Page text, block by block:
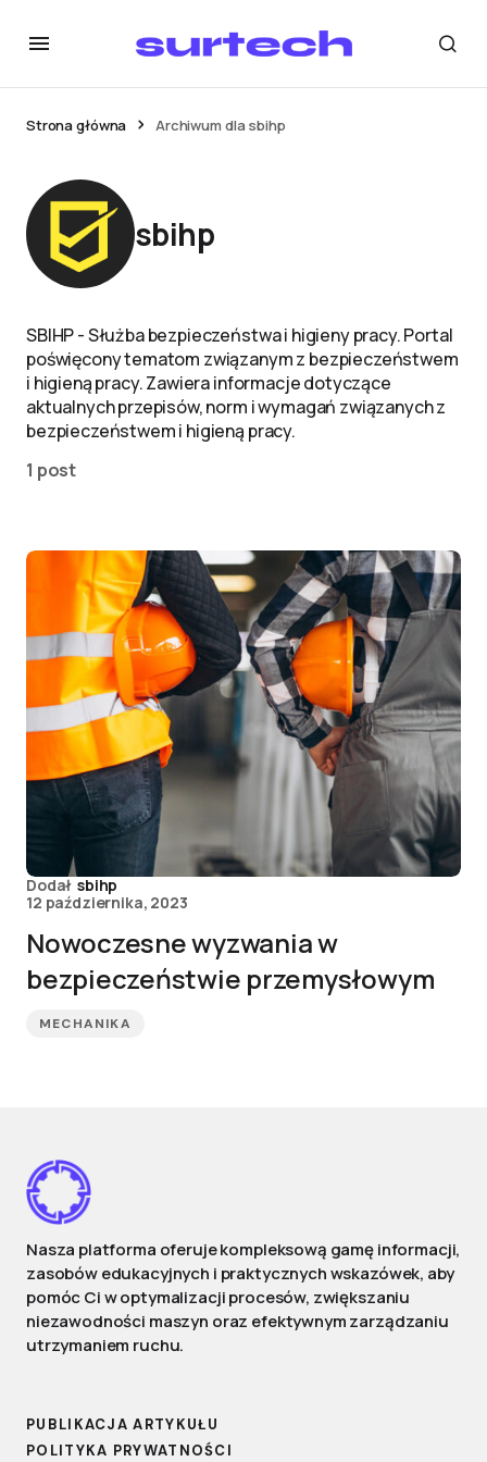
Strona główna Archiwum dla sbihp
sbihp
SBIHP - Służba bezpieczeństwa i higieny pracy. Portal
poświęcony tematom związanym z bezpieczeństwem
i higieną pracy. Zawiera informacje dotyczące
aktualnych przepisów, norm i wymagań związanych z
bezpieczeństwem i higieną pracy.
1 post
Dodał sbihp
12 października, 2023
Nowoczesne wyzwania w
bezpieczeństwie przemysłowym
MECHANIKA
Nasza platforma oferuje kompleksową gamę informacji,
zasobów edukacyjnych i praktycznych wskazówek, aby
pomóc Ci w optymalizacji procesów, zwiększaniu
niezawodności maszyn oraz efektywnym zarządzaniu
utrzymaniem ruchu.
PUBLIKACJA ARTYKUŁU
POLITYKA PRYWATNOŚCI